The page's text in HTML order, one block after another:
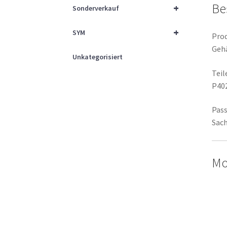
+
Sonderverkauf
+
SYM
Unkategorisiert